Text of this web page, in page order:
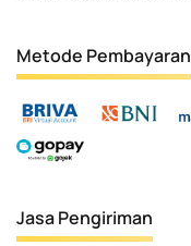
Metode Pembayaran
Jasa Pengiriman